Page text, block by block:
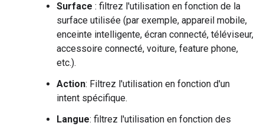
Surface : filtrez l'utilisation en fonction de la
surface utilisée (par exemple, appareil mobile,
enceinte intelligente, écran connecté, téléviseur,
accessoire connecté, voiture, feature phone,
etc.).
Action: Filtrez l'utilisation en fonction d'un
intent spécifique.
Langue: filtrez l'utilisation en fonction des